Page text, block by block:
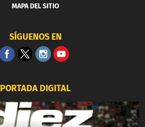
MAPA DEL SITIO
SÍGUENOS EN
PORTADA DIGITAL